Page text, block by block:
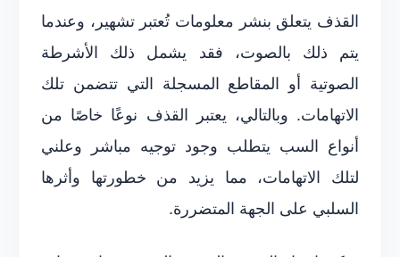
القذف يتعلق بنشر معلومات تُعتبر تشهير، وعندما
يتم ذلك بالصوت، فقد يشمل ذلك الأشرطة
الصوتية أو المقاطع المسجلة التي تتضمن تلك
الاتهامات. وبالتالي، يعتبر القذف نوعًا خاصًا من
أنواع السب يتطلب وجود توجيه مباشر وعلني
لتلك الاتهامات، مما يزيد من خطورتها وأثرها
السلبي على الجهة المتضررة.